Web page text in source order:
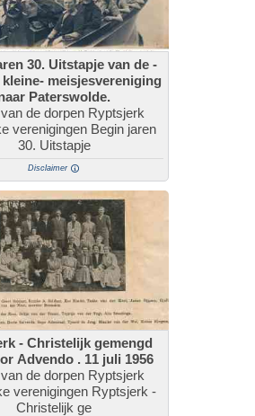
30. Uitstapje van de -
meisjesvereniging
Paterswolde.
de dorpen Ryptsjerk
verenigingen Begin jaren
30. Uitstapje
Disclaimer
- Christelijk gemengd
Advendo . 11 juli 1956
de dorpen Ryptsjerk
verenigingen Ryptsjerk -
Christelijk ge